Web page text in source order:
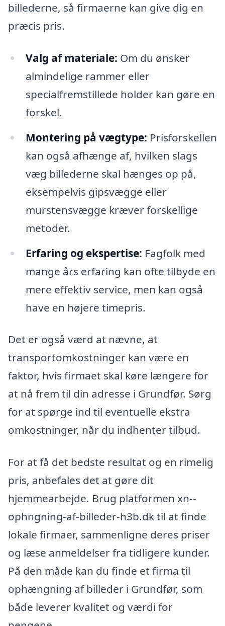
billederne, så firmaerne kan give dig en
præcis pris.
Valg af materiale: Om du ønsker
almindelige rammer eller
specialfremstillede holder kan gøre en
forskel.
Montering på vægtype: Prisforskellen
kan også afhænge af, hvilken slags
væg billederne skal hænges op på,
eksempelvis gipsvægge eller
murstensvægge kræver forskellige
metoder.
Erfaring og ekspertise: Fagfolk med
mange års erfaring kan ofte tilbyde en
mere effektiv service, men kan også
have en højere timepris.
Det er også værd at nævne, at
transportomkostninger kan være en
faktor, hvis firmaet skal køre længere for
at nå frem til din adresse i Grundfør. Sørg
for at spørge ind til eventuelle ekstra
omkostninger, når du indhenter tilbud.
For at få det bedste resultat og en rimelig
pris, anbefales det at gøre dit
hjemmearbejde. Brug platformen xn--
ophngning-af-billeder-h3b.dk til at finde
lokale firmaer, sammenligne deres priser
og læse anmeldelser fra tidligere kunder.
På den måde kan du finde et firma til
ophængning af billeder i Grundfør, som
både leverer kvalitet og værdi for